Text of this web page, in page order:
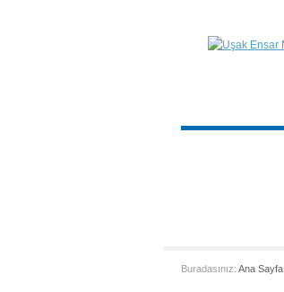
Buradasınız: Ana Sayfa